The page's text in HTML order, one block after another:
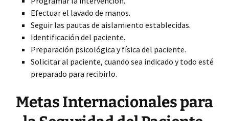
Efectuar el lavado de manos.
Seguir las pautas de aislamiento establecidas.
Identificación del paciente.
Preparación psicológica y física del paciente.
Solicitar al paciente, cuando sea indicado y todo esté
preparado para recibirlo.
Metas Internacionales para